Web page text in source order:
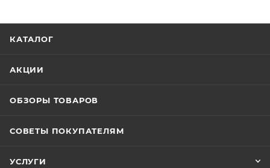
КАТАЛОГ
АКЦИИ
ОБЗОРЫ ТОВАРОВ
СОВЕТЫ ПОКУПАТЕЛЯМ
УСЛУГИ